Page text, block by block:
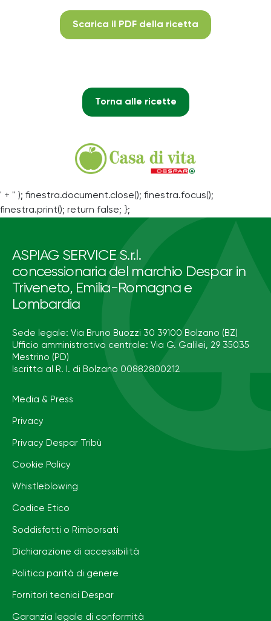
Scarica il PDF della ricetta
Torna alle ricette
' + '' ); finestra.document.close(); finestra.focus();
finestra.print(); return false; };
ASPIAG SERVICE S.r.l.
concessionaria del marchio Despar in
Triveneto, Emilia-Romagna e
Lombardia
Sede legale: Via Bruno Buozzi 30 39100 Bolzano (BZ)
Ufficio amministrativo centrale: Via G. Galilei, 29 35035
Mestrino (PD)
Iscritta al R. I. di Bolzano 00882800212
Media & Press
Privacy
Privacy Despar Tribù
Cookie Policy
Whistleblowing
Codice Etico
Soddisfatti o Rimborsati
Dichiarazione di accessibilità
Politica parità di genere
Fornitori tecnici Despar
Garanzia legale di conformità